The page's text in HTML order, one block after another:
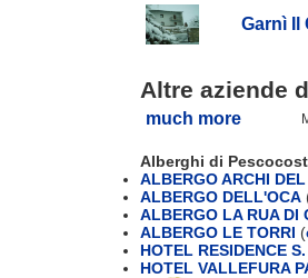
Garnì Il
Altre aziende
much more
Alberghi di
ALBERGO ARCHI
ALBERGO DELL'OCA
ALBERGO LA RUA DI
ALBERGO LE TORRI (
HOTEL RESIDENCE
HOTEL VALLEFURA